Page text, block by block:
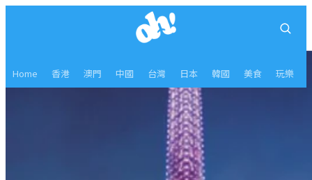
Home 香港 澳門 中國 台灣 日本 韓國 美食 玩樂